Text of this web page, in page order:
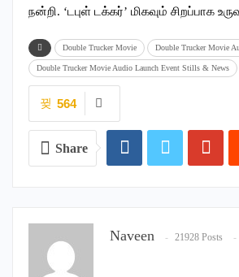
நன்றி. ‘டபுள் டக்கர்’ மிகவும் சிறப்பாக
Double Trucker Movie Double Trucker Movie
Double Trucker Movie Audio Launch Event Stills & News
564
Share
Naveen 21928 Posts